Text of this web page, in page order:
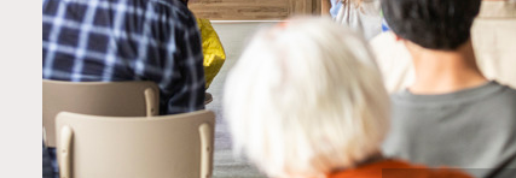
Downloads en
Cultureel Erfgoed
Diensten
Organisatie